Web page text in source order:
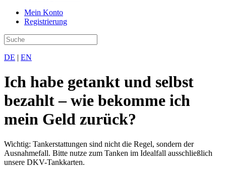
Mein Konto
Registrierung
DE | EN
Ich habe getankt und selbst
bezahlt – wie bekomme ich
mein Geld zurück?
Wichtig: Tankerstattungen sind nicht die Regel, sondern der
Ausnahmefall. Bitte nutze zum Tanken im Idealfall ausschließlich
unsere DKV-Tankkarten.